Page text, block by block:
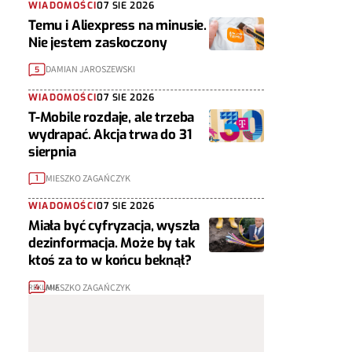
WIADOMOŚCI07 SIE 2026
Temu i Aliexpress na minusie.
Nie jestem zaskoczony
5 DAMIAN JAROSZEWSKI
WIADOMOŚCI07 SIE 2026
T-Mobile rozdaje, ale trzeba
wydrapać. Akcja trwa do 31
sierpnia
1 MIESZKO ZAGAŃCZYK
WIADOMOŚCI07 SIE 2026
Miała być cyfryzacja, wyszła
dezinformacja. Może by tak
ktoś za to w końcu beknął?
4 MIESZKO ZAGAŃCZYK